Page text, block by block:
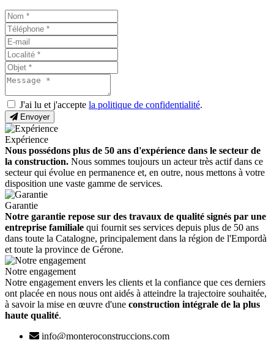
J'ai lu et j'accepte la politique de confidentialité.
Envoyer
Expérience
Nous possédons plus de 50 ans d'expérience dans le secteur de
la construction. Nous sommes toujours un acteur très actif dans ce
secteur qui évolue en permanence et, en outre, nous mettons à votre
disposition une vaste gamme de services.
Garantie
Notre garantie repose sur des travaux de qualité signés par une
entreprise familiale qui fournit ses services depuis plus de 50 ans
dans toute la Catalogne, principalement dans la région de l'Empordà
et toute la province de Gérone.
Notre engagement
Notre engagement envers les clients et la confiance que ces derniers
ont placée en nous nous ont aidés à atteindre la trajectoire souhaitée,
à savoir la mise en œuvre d'une construction intégrale de la plus
haute qualité.
info@monteroconstruccions.com